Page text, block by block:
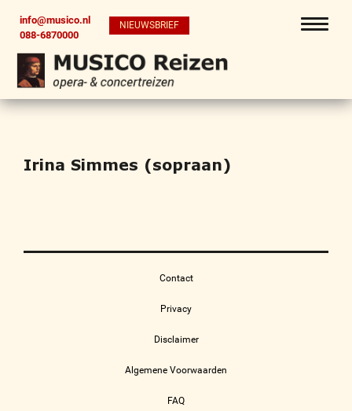
info@musico.nl
088-6870000
NIEUWSBRIEF
Irina Simmes (sopraan)
Contact
Privacy
Disclaimer
Algemene Voorwaarden
FAQ